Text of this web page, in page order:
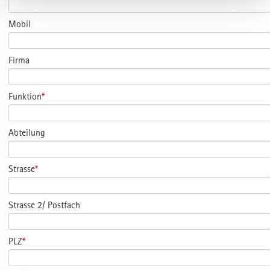
Mobil
Firma
Funktion*
Abteilung
Strasse*
Strasse 2/ Postfach
PLZ*